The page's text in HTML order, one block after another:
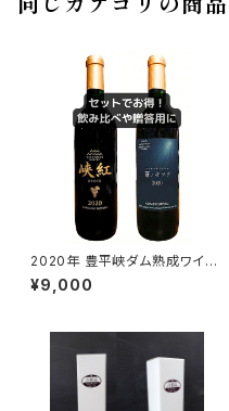
同じカテゴリの商品
2020年 豊平峡ダム熟成ワイ
ン フルボトル2本セット
¥9,000